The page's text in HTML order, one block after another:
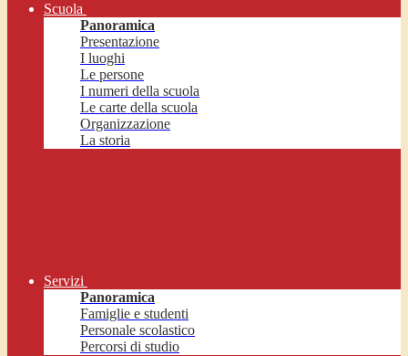
Scuola
Panoramica
Presentazione
I luoghi
Le persone
I numeri della scuola
Le carte della scuola
Organizzazione
La storia
Servizi
Panoramica
Famiglie e studenti
Personale scolastico
Percorsi di studio